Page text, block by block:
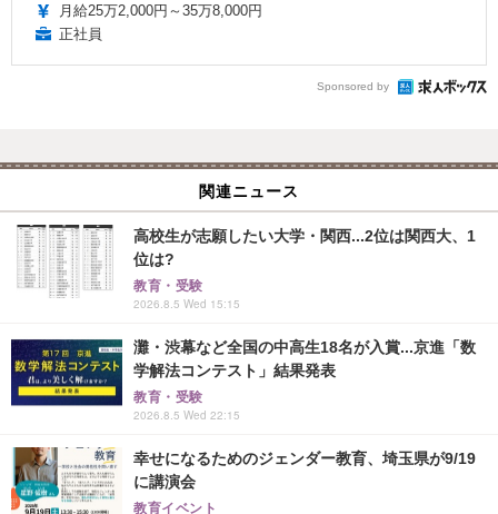
月給25万2,000円～35万8,000円
正社員
Sponsored by
関連ニュース
高校生が志願したい大学・関西...2位は関西大、1
位は?
教育・受験
2026.8.5 Wed 15:15
灘・渋幕など全国の中高生18名が入賞...京進「数
学解法コンテスト」結果発表
教育・受験
2026.8.5 Wed 22:15
幸せになるためのジェンダー教育、埼玉県が9/19
に講演会
教育イベント